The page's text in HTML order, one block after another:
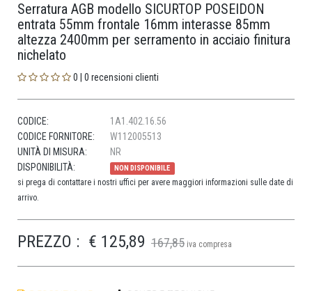
Serratura AGB modello SICURTOP POSEIDON
entrata 55mm frontale 16mm interasse 85mm
altezza 2400mm per serramento in acciaio finitura
nichelato
0 | 0 recensioni clienti
CODICE:
1A1.402.16.56
CODICE FORNITORE:
W112005513
UNITÀ DI MISURA:
NR
DISPONIBILITÀ:
NON DISPONIBILE
si prega di contattare i nostri uffici per avere maggiori informazioni sulle date di
arrivo.
PREZZO : € 125,89 167,85 iva compresa